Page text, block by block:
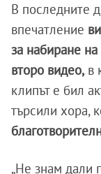
В последните
впечатление
за набиране
второ видео, в
клипът е бил
търсили хора,
„Не знам дали